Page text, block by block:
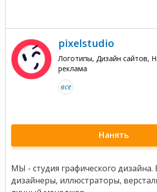
pixelstudio
Логотипы, Дизайн сайтов,
реклама
все
Нанять
МЫ - студия графического
дизайнеры, иллюстраторы,